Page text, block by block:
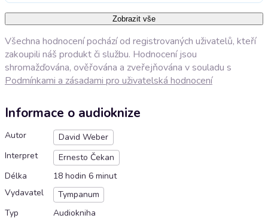
Zobrazit vše
Všechna hodnocení pochází od registrovaných uživatelů, kteří
zakoupili náš produkt či službu. Hodnocení jsou
shromažďována, ověřována a zveřejňována v souladu s
Podmínkami a zásadami pro uživatelská hodnocení
Informace o audioknize
Autor
David Weber
Interpret
Ernesto Čekan
Délka
18 hodin 6 minut
Vydavatel
Tympanum
Typ
Audiokniha